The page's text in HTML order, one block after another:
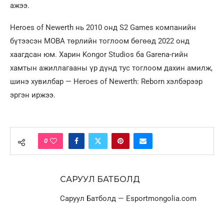
ажээ.
Heroes of Newerth нь 2010 онд S2 Games компанийн
бүтээсэн MOBA төрлийн тоглоом бөгөөд 2022 онд
хаагдсан юм. Харин Kongor Studios ба Garena-гийн
хамтын ажиллагааны үр дүнд тус тоглоом дахин амилж,
шинэ хувилбар — Heroes of Newerth: Reborn хэлбэрээр
эргэн иржээ.
0
САРУУЛ БАТБОЛД
Саруул Батболд — Esportmongolia.com